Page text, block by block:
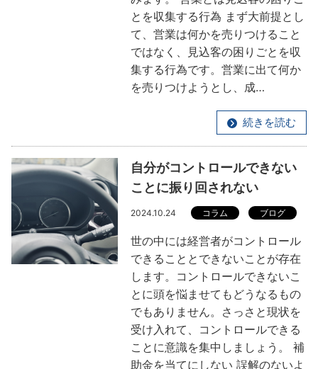
とを収集する行為 まず大前提とし
て、営業は何かを売りつけること
ではなく、見込客の困りごとを収
集する行為です。営業に出て何か
を売りつけようとし、成…
続きを読む
自分がコントロールできない
ことに振り回されない
2024.10.24 コラム ブログ
世の中には経営者がコントロール
できることとできないことが存在
します。コントロールできないこ
とに頭を悩ませてもどうなるもの
でもありません。さっさと現状を
受け入れて、コントロールできる
ことに意識を集中しましょう。 補
助金を当てにしない 誤解のないよ